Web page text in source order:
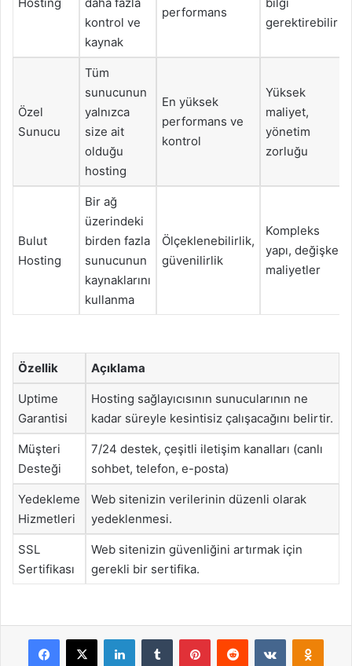
kontrol ve
kaynak
performans
gerektirebilir
Özel
Sunucu
Tüm
sunucunun
yalnızca
size ait
olduğu
hosting
En yüksek
performans ve
kontrol
Yüksek
maliyet,
yönetim
zorluğu
Bulut
Hosting
Bir ağ
üzerindeki
birden fazla
sunucunun
kaynaklarını
kullanma
Ölçeklenebilirlik,
güvenilirlik
Kompleks
yapı, değişken
maliyetler
Özellik Açıklama
Uptime
Garantisi
Hosting sağlayıcısının sunucularının ne
kadar süreyle kesintisiz çalışacağını belirtir.
Müşteri
Desteği
7/24 destek, çeşitli iletişim kanalları (canlı
sohbet, telefon, e-posta)
Yedekleme
Hizmetleri
Web sitenizin verilerinin düzenli olarak
yedeklenmesi.
SSL
Sertifikası
Web sitenizin güvenliğini artırmak için
gerekli bir sertifika.
Facebook
X LinkedInTumblr PinterestReddit VKontakte